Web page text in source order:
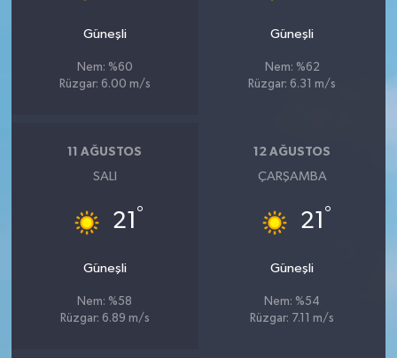
Güneşli
Nem: %60
Rüzgar: 6.00 m/s
Güneşli
Nem: %62
Rüzgar: 6.31 m/s
11 AĞUSTOS
SALI
21 °
Güneşli
Nem: %58
Rüzgar: 6.89 m/s
12 AĞUSTOS
ÇARŞAMBA
21 °
Güneşli
Nem: %54
Rüzgar: 7.11 m/s